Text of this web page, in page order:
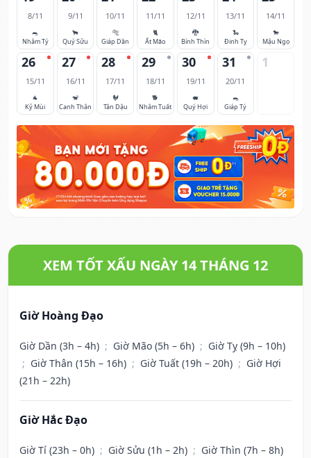
8/11
🐀
Nhâm Tý
9/11
🐂
Quý Sửu
10/11
🐅
Giáp Dần
11/11
🐈
Ất Mão
12/11
🐉
Bính Thìn
13/11
🐍
Đinh Tỵ
14/11
🐎
Mậu Ngọ
26
15/11
🐐
Kỷ Mùi
27
16/11
🐒
Canh Thân
28
17/11
🐓
Tân Dậu
29
18/11
🐕
Nhâm Tuất
30
19/11
🐖
Quý Hợi
31
20/11
🐀
Giáp Tý
1
XEM TỐT XẤU NGÀY 14 THÁNG 12
Giờ Hoàng Đạo
Giờ Dần (3h – 4h) ; Giờ Mão (5h – 6h) ; Giờ Tỵ (9h – 10h)
; Giờ Thân (15h – 16h) ; Giờ Tuất (19h – 20h) ; Giờ Hợi
(21h – 22h)
Giờ Hắc Đạo
Giờ Tí (23h – 0h) ; Giờ Sửu (1h – 2h) ; Giờ Thìn (7h – 8h)